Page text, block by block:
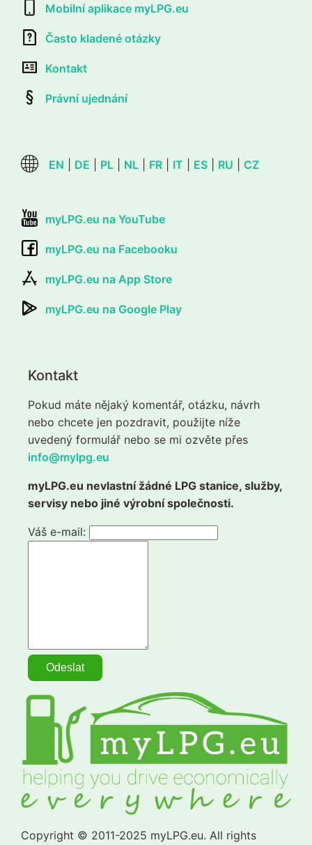
Mobilní aplikace myLPG.eu
Často kladené otázky
Kontakt
Právní ujednání
EN DE PL NL FR IT ES RU CZ
myLPG.eu na YouTube
myLPG.eu na Facebooku
myLPG.eu na App Store
myLPG.eu na Google Play
Kontakt
Pokud máte nějaký komentář, otázku, návrh
nebo chcete jen pozdravit, použijte níže
uvedený formulář nebo se mi ozvěte přes
info@mylpg.eu
myLPG.eu nevlastní žádné LPG stanice, služby,
servisy nebo jiné výrobní společnosti.
Váš e-mail:
Copyright © 2011-2025 myLPG.eu. All rights